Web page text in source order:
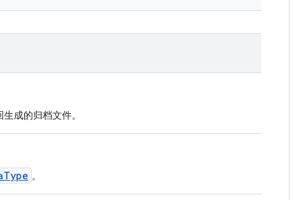
成的归档文件。
。